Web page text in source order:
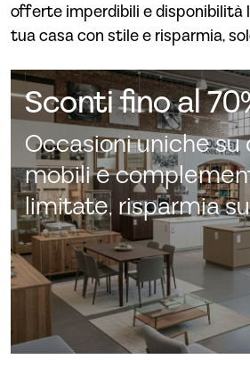
offerte imperdibili e disponibilità
tua casa con stile e risparmia,
Sconti fino al
Occasioni uniche su
mobili e
limitate, risparmia